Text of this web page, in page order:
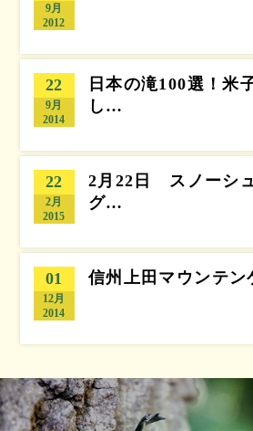
9月
2012
22
9月
2014
日本の滝100選！米
し…
22
2月
2015
2月22日 スノーシ
グ…
01
12月
2014
信州上田マウンテン